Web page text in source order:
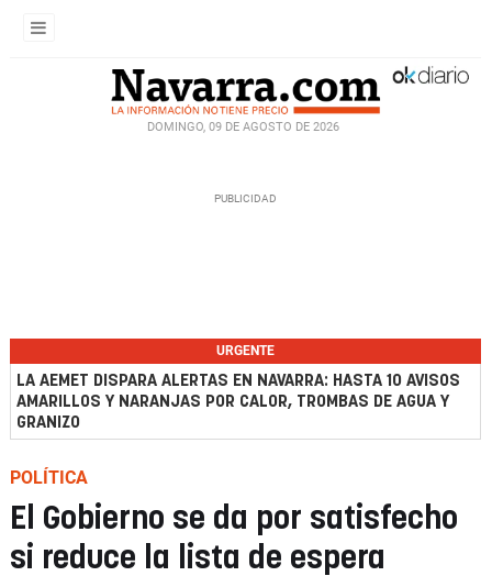
DOMINGO, 09 DE AGOSTO DE 2026
URGENTE
LA AEMET DISPARA ALERTAS EN NAVARRA: HASTA 10 AVISOS
AMARILLOS Y NARANJAS POR CALOR, TROMBAS DE AGUA Y
GRANIZO
POLÍTICA
El Gobierno se da por satisfecho
si reduce la lista de espera